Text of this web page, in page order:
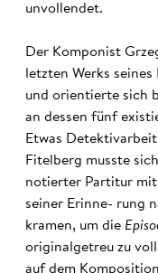
unvollendet.
Der Komponist
letzten Werks
und orientierte sich
an dessen fünf
Etwas
Fitelberg musste
notierter Partitur mit
seiner Erinne- rung
kramen, um die
originalgetreu zu
auf dem